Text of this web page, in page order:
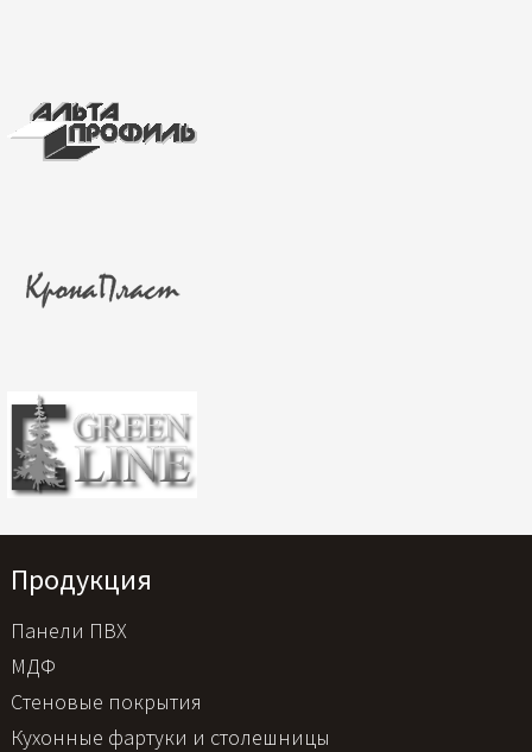
Продукция
Панели ПВХ
МДФ
Стеновые покрытия
Кухонные фартуки и столешницы